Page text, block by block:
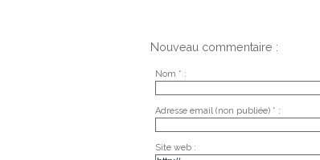
Nouveau commentaire :
Nom * :
Adresse email (non publiée) * :
Site web :